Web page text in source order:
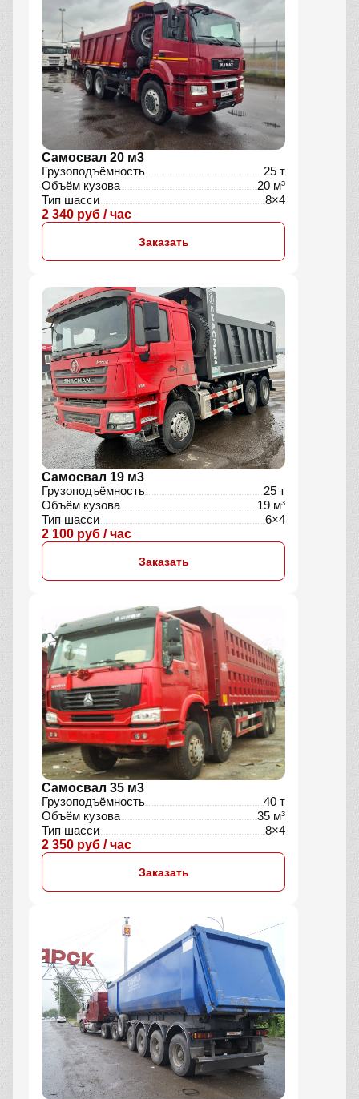
Самосвал 20 м3
Грузоподъёмность
25 т
Объём кузова
20 м³
Тип шасси
8×4
2 340 руб / час
Заказать
Самосвал 19 м3
Грузоподъёмность
25 т
Объём кузова
19 м³
Тип шасси
6×4
2 100 руб / час
Заказать
Самосвал 35 м3
Грузоподъёмность
40 т
Объём кузова
35 м³
Тип шасси
8×4
2 350 руб / час
Заказать